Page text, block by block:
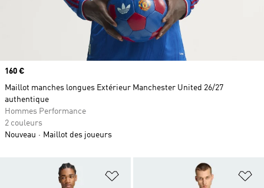
Ajouter à la Liste de produits
Prix
160 €
Maillot manches longues Extérieur Manchester United 26/27
authentique
Hommes Performance
2 couleurs
Nouveau
Maillot des joueurs